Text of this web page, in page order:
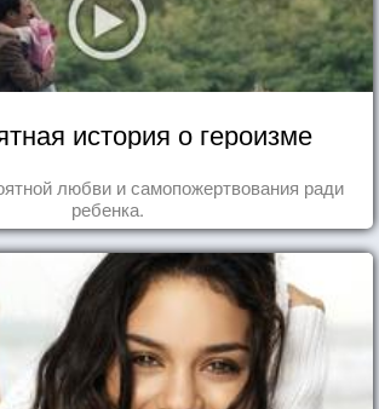
история о героизме
любви и самопожертвования ради
ребенка.